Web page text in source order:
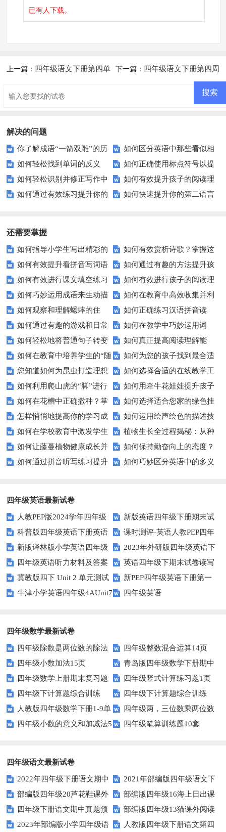
已有人下载。
上一篇： 四年级语文下册第四单 下一篇： 四年级语文下册第四周
解决的问题
你了解成语“一箭双雕”的历
史背景吗？——探寻成语背后的
精彩故事
如何区分英语中那些看似相
似的单词？——掌握这些技巧让
你的语言更精准
如何轻松找到单词的反义
词？这些技巧助你一臂之力
如何正确使用标点符号以提
升文章清晰度？
如何轻松识别并修正写作中
的病句？
如何有效提升孩子的阅读理
解能力？这里有秘诀！
如何通过有效练习提升你的
如何快速提升你的第二语言
还需要掌握
如何指导小学生写出精彩的
动物观察习作？
如何有效赏析诗歌？掌握这
五个技巧让你成为诗歌鉴赏高
手！
如何有效提升看拼音写词语
的能力？这些技巧你必须知道！
如何通过有趣的方法提升孩
子的组词能力？
如何有效进行课文填空练习
以提升学习效率？
如何有效进行孩子的阅读理
解练习？
如何巧妙运用成语来生动描
写人物？
如何在教育中高效收集并利
用全国人民抗击非典的历史资
料？
如何观察和理解蟋蟀的住
宅？探索小昆虫的大智慧
如何正确练习汉语拼音读
音？这些技巧让你事半功倍！
如何通过有趣的游戏和日常
练习有效提升拼写能力？
如何在教学中巧妙运用词
语？提升学生语言表达力的五大
技巧
如何轻松地将普通句子转变
为充满趣味的拟人句？
如何真正提高阅读理解能
力？试试这5个技巧！
如何在教育中培养学生的“随
遇而安”心态？
如何为您的孩子找到最合适
的教育路径？——家长必读
您知道如何为昆虫打造理想
家园吗？——轻松DIY昆虫住宅
指南
如何选择合适的在线教学工
具来提高课堂互动性？
如何利用爬山虎的“脚”进行
城市绿化？——吸盘功能解析
如何用牵牛花娃娃提升孩子
的自然认知？
如何在花槽中正确撒种？掌
握这些技巧让你轻松养花
如何选择适合您家的绿色挂
毯？打造自然舒适的居住空间
怎样悄悄地提高你的学习成
绩？揭秘不为人知的学习秘籍
如何运用绘声绘色的描述技
巧来提高课堂教学效果？
如何在学校教育中激发学生
不屈不挠的精神？
植物生长全过程揭秘：从种
子到成熟需知哪些关键点？
如何让藤蔓植物健康成长并
快速攀爬？
如何保持勤奋向上的态度？
这些方法让你事半功倍！
如何通过拼音听写练习提升
如何巧妙区分英语中的多义
四年级英语最新试卷
人教PEP版2024学年四年级
英语下册期末测试卷
新版英语四年级下册期末试
卷
科普版四年级英语下册英语
Lesson1测试题及答案
课时测评-英语人教PEP四年
级上册 unit3 What would you
like-PartB练习及答案 (3)
新版译林版小学英语四年级
下册试卷Unit1-Unit2单元测试题
2023年外研版四年级英语下
册期中检测试题
四年级英语听力材料及答案
英语四年级下期末试卷读写
部分答案
冀教版四下 Unit 2 单元测试
新PEP四年级英语下册第一
单元测试题
牛津小学英语四年级4AUnit7
四年级英语
四年级数学最新试卷
四年级除数是两位数的除法
11页
四年级整数混合运算14页
四年级小数加法15页
青岛版四年级数学下册期中
测试题及答案
四年级数学上册期末复习题
及详细答案(5套)
四年级竖式计算练习题1页
（无答案）
四年级下计算题综合训练
（师版）
四年级下计算题综合训练
（学生版）
人教版四年级数学下册1-9单
元试题(含期中及3套期末)
四年级两，三位数乘两位数
22页
四年级小数的意义和加减法5
四年级笔算训练题10套
四年级语文最新试卷
2022年四年级下册语文期中
素养评价卷（含答案）
2021年部编版四年级语文下
册句子专项练习题及答案
部编版四年级20芦花鞋课外
阅读练习题及答案
部编版四年级16海上日出课
外阅读练习题及答案
四年级下册语文期中真题预
测卷（6)（人教部编版，含答
部编版四年级13猫课外阅读
练习题及答案
2023年部编版小学四年级语 人教版四年级下册语文第四